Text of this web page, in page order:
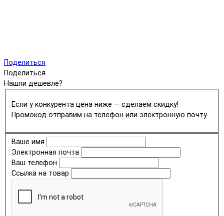
Поделиться
Поделиться
Нашли дешевле?
Если у конкурента цена ниже — сделаем скидку!
Промокод отправим на телефон или электронную почту.
Ваше имя
Электронная почта
Ваш телефон
Ссылка на товар